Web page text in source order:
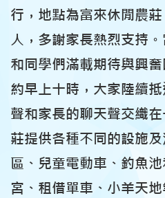
行，地點為富來休閒農
人，多謝家長熱烈支持
和同學們滿載期待與興奮
約早上十時，大家陸續
聲和家長的聊天聲交織
莊提供各種不同的設施
區、兒童電動車、釣魚
宮、租借單車、小羊天地